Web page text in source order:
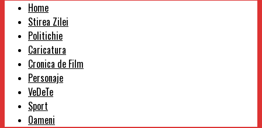
Home
Stirea Zilei
Politichie
Caricatura
Cronica de Film
Personaje
VeDeTe
Sport
Oameni